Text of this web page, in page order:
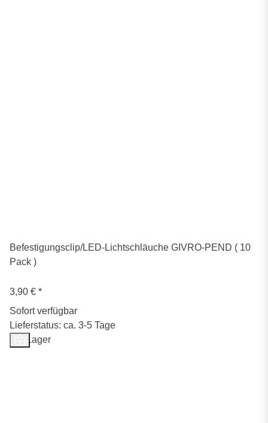
Befestigungsclip/LED-Lichtschläuche GIVRO-PEND ( 10
Pack )
3,90 € *
Sofort verfügbar
Lieferstatus: ca. 3-5 Tage
Auf Lager